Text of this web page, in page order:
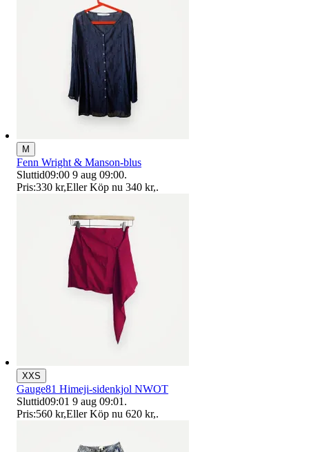
M
Fenn Wright & Manson-blus
Sluttid09:00 9 aug 09:00.
Pris:330 kr,Eller Köp nu 340 kr,.
XXS
Gauge81 Himeji-sidenkjol NWOT
Sluttid09:01 9 aug 09:01 .
Pris:560 kr,Eller Köp nu 620 kr,.